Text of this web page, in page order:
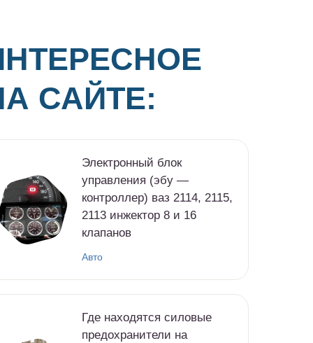
САЙТЕ:
Электронный блок
управления (эбу —
контроллер) ваз 2114, 2115,
2113 инжектор 8 и 16
клапанов
Авто
Где находятся силовые
предохранители на